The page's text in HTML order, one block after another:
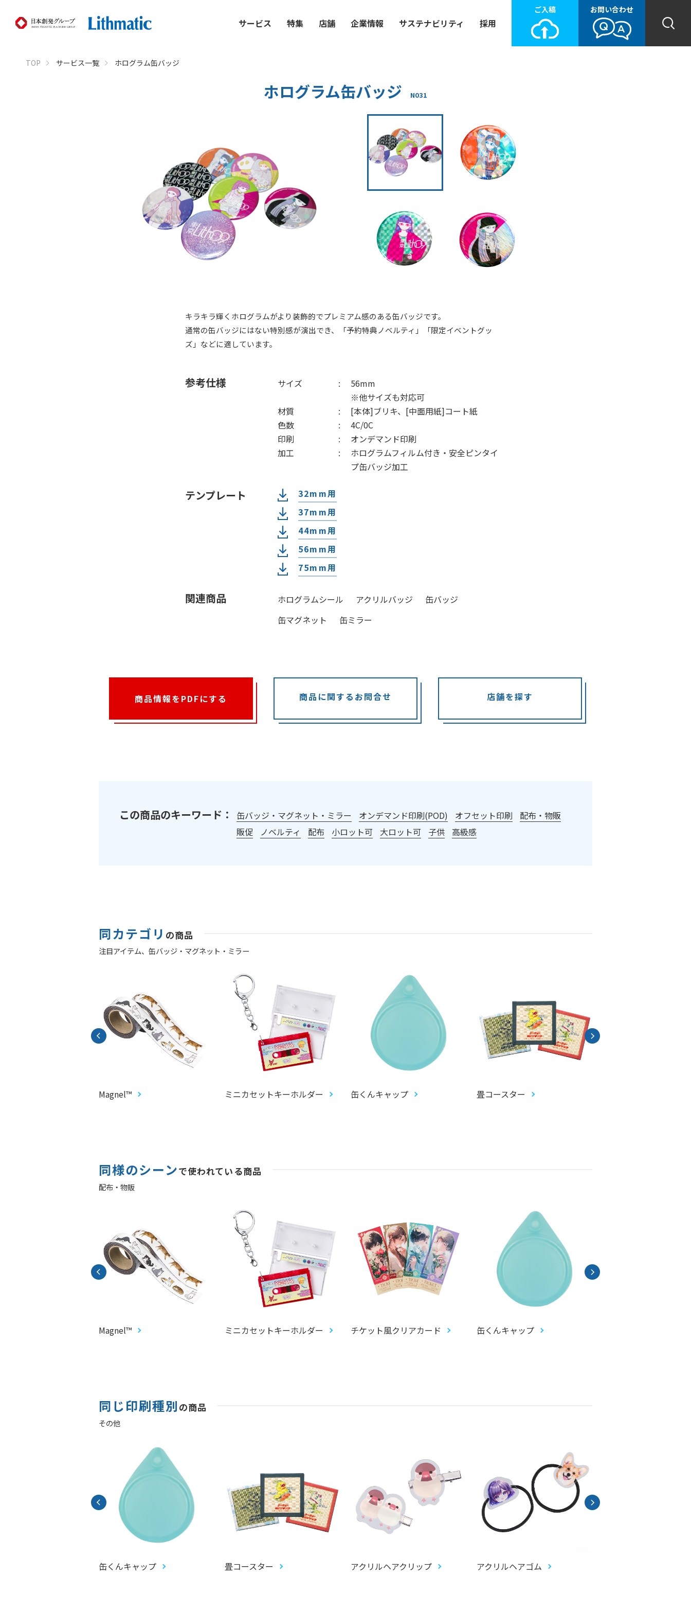
サービス 特集 店舗 企業情報 サステナビリティ 採用
ご入稿 お問い合わせ
TOP サービス一覧 ホログラム缶バッジ
ホログラム缶バッジ N031
キラキラ輝くホログラムがより装飾的でプレミアム感のある缶バッジです。
通常の缶バッジにはない特別感が演出でき、「予約特典ノベルティ」「限定イベントグッ
ズ」などに適しています。
参考仕様 サイズ
56mm
※他サイズも対応可
材質
[本体]ブリキ、[中面用紙]コート紙
色数
4C/0C
印刷
オンデマンド印刷
加工
ホログラムフィルム付き・安全ピンタイ
プ缶バッジ加工
テンプレート
32mm用
37mm用
44mm用
56mm用
75mm用
関連商品 ホログラムシール アクリルバッジ
缶バッジ
缶マグネット
缶ミラー
商品情報をPDFにする 商品に関するお問合せ 店舗を探す
この商品のキーワード： 缶バッジ・マグネット・ミラー オンデマンド印刷(POD) オフセット印刷
配布・物販
販促
ノベルティ 配布 小ロット可 大ロット可 子供 高級感
同カテゴリ の商品
注目アイテム、 缶バッジ・マグネット・ミラー
Magnel™ ミニカセットキーホルダー 缶くんキャップ 畳コースター
同様のシーンで使われている商品
配布・物販
Magnel™ ミニカセットキーホルダー チケット風クリアカード 缶くんキャップ
同じ印刷種別 の商品
その他
缶くんキャップ 畳コースター アクリルヘアクリップ アクリルヘアゴム